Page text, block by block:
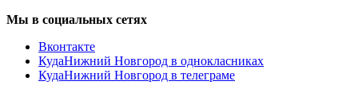
Мы в социальных сетях
Вконтакте
КудаНижний Новгород в однокласниках
КудаНижний Новгород в телеграме